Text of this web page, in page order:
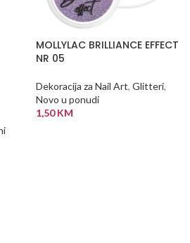
MOLLYLAC BRILLIANCE EFFECT
NR 05
Dekoracija za Nail Art, Glitteri,
Novo u ponudi
1,50KM